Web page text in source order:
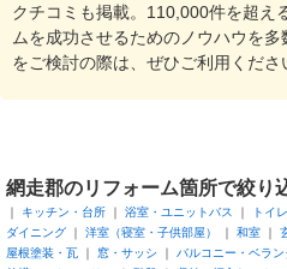
クチコミも掲載。110,000件を超え
ムを成功させるためのノウハウを
をご検討の際は、ぜひご利用くださ
網走郡のリフォーム箇所で絞り
キッチン・台所 浴室・ユニットバス トイレ
ダイニング
洋室（寝室・子供部屋） 和室
屋根塗装・瓦
窓・サッシ バルコニー・ベラン